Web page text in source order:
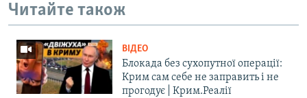
Читайте також
ВІДЕО
Блокада без сухопутної операції:
Крим сам себе не заправить і не
прогодує | Крим.Реалії